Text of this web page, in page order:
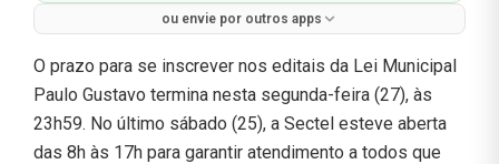
ou envie por outros apps
O prazo para se inscrever nos editais da Lei Municipal
Paulo Gustavo termina nesta segunda-feira (27), às
23h59. No último sábado (25), a Sectel esteve aberta
das 8h às 17h para garantir atendimento a todos que